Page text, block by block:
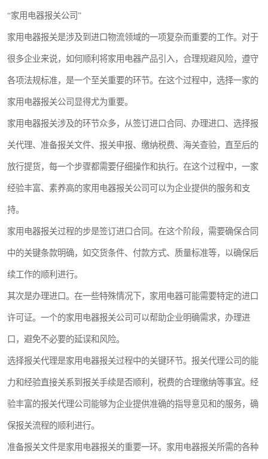
“家用电器报关公司”
家用电器报关是涉及到进口物流领域的一项复杂而重要的工作。对于
很多企业来说，如何顺利将家用电器产品引入，合理规避风险，遵守
各项法规标准，是一个至关重要的环节。在这个过程中，选择一家的
家用电器报关公司显得尤为重要。
家用电器报关涉及的环节众多，从签订进口合同、办理进口、选择报
关代理、准备报关文件、报关申报、缴纳税费、海关查验，直至后的
放行提货，每一个步骤都需要仔细操作和执行。在这个过程中，一家
经验丰富、素养高的家用电器报关公司可以为企业提供的服务和支
持。
家用电器报关过程的步是签订进口合同。在这个阶段，需要确保合同
中的关键条款明确，如交货条件、付款方式、质量标准等，以确保后
续工作的顺利进行。
其次是办理进口。在一些特殊情况下，家用电器可能需要特定的进口
许可证。一个的家用电器报关公司可以帮助企业明确需求，办理进
口，避免不必要的延误和风险。
选择报关代理是家用电器报关过程中的关键环节。报关代理公司的能
力和经验直接关系到报关手续是否顺利，税费的合理缴纳等事宜。经
验丰富的报关代理公司能够为企业提供准确的指导意见和的服务，确
保报关流程的顺利进行。
准备报关文件是家用电器报关的重要一环。家用电器报关所需的各种
国际灯具清关